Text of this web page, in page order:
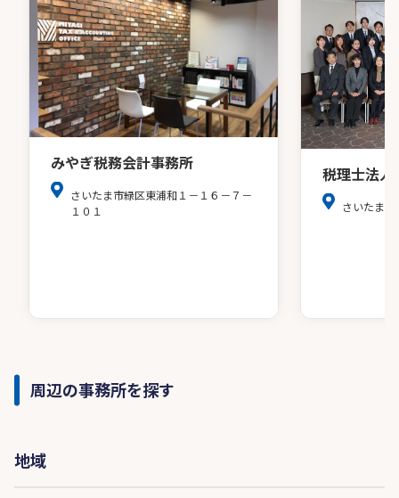
みやぎ税務会計事務所
さいたま市緑区東浦和１－１６－７－
１０１
税理士法人
さいたま
周辺の事務所を探す
地域